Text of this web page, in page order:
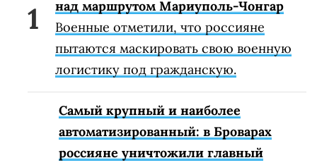
над маршрутом Мариуполь-Чонгар
Военные отметили, что россияне
пытаются маскировать свою военную
логистику под гражданскую.
Самый крупный и наиболее
автоматизированный: в Броварах
россияне уничтожили главный